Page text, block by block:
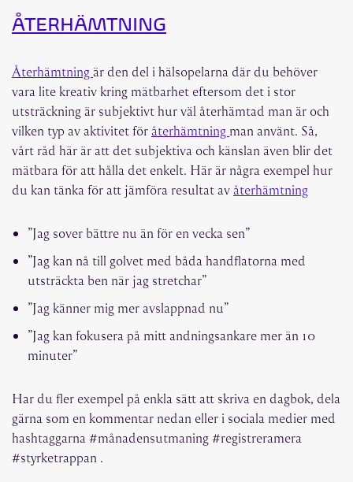
ÅTERHÄMTNING
Återhämtningär den del i hälsopelarna där du behöver
vara lite kreativ kring mätbarhet eftersom det i stor
utsträckning är subjektivt hur väl återhämtad man är och
vilken typ av aktivitet föråterhämtning man använt. Så,
vårt råd här är att det subjektiva och känslan även blir det
mätbara för att hålla det enkelt. Här är några exempel hur
du kan tänka för att jämföra resultat avåterhämtning
”Jag sover bättre nu än för en vecka sen”
”Jag kan nå till golvet med båda handflatorna med
utsträckta ben när jag stretchar”
”Jag känner mig mer avslappnad nu”
”Jag kan fokusera på mitt andningsankare mer än 10
minuter”
Har du fler exempel på enkla sätt att skriva en dagbok, dela
gärna som en kommentar nedan eller i sociala medier med
hashtaggarna #månadensutmaning #registreramera
#styrketrappan .